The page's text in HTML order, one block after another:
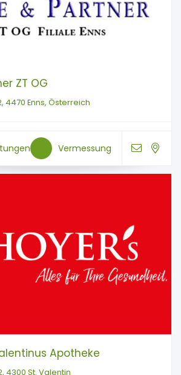
ZT OG
4470 Enns, Österreich
Vermessung
Apotheke
4300 St. Valentin